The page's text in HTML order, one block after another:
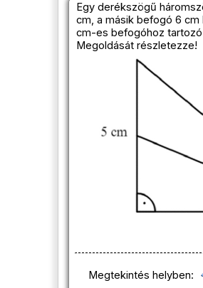
Egy derékszögű
cm, a másik befogó 6 cm
cm-es befogóhoz
Megoldását részletezze!
Megtekintés helyben: